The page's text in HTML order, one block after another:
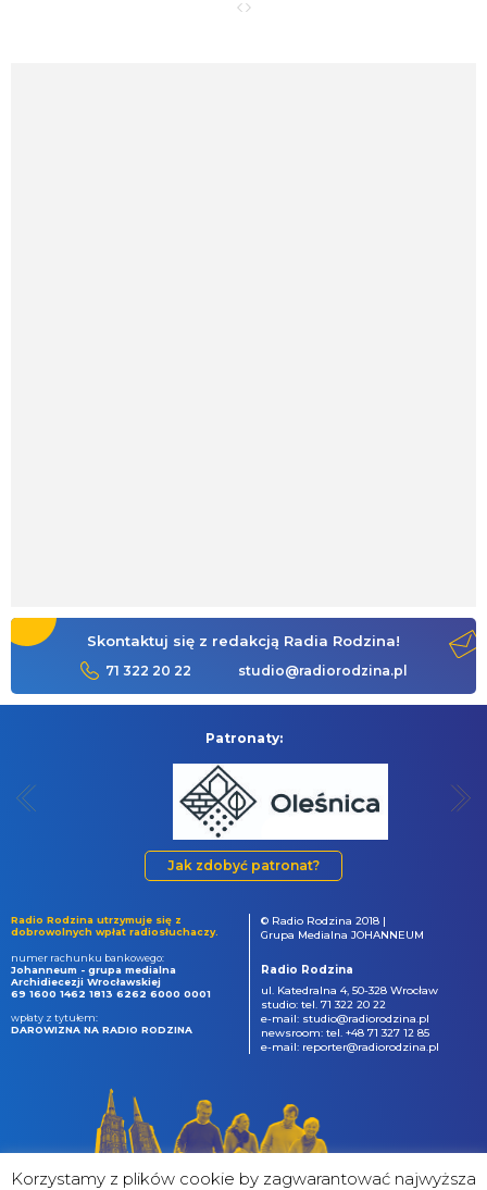
Skontaktuj się z redakcją Radia Rodzina!
71 322 20 22 studio@radiorodzina.pl
Patronaty:
Jak zdobyć patronat?
Radio Rodzina utrzymuje się z
dobrowolnych wpłat radiosłuchaczy.
numer rachunku bankowego:
Johanneum - grupa medialna
Archidiecezji Wrocławskiej
69 1600 1462 1813 6262 6000 0001
wpłaty z tytułem:
DAROWIZNA NA RADIO RODZINA
© Radio Rodzina 2018 |
Grupa Medialna JOHANNEUM
Radio Rodzina
ul. Katedralna 4, 50-328 Wrocław
studio: tel. 71 322 20 22
e-mail: studio@radiorodzina.pl
newsroom: tel. +48 71 327 12 85
e-mail: reporter@radiorodzina.pl
Korzystamy z plików cookie by zagwarantować najwyższa